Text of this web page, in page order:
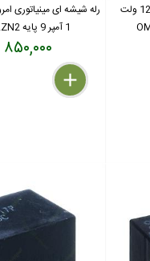
رله شیشه ای مینیاتوری امرون خوابیده 12 ولت
1 آمپر 9 پایه OMRON LZN2
۸۵۰,۰۰۰ تومان
delete
remove
add